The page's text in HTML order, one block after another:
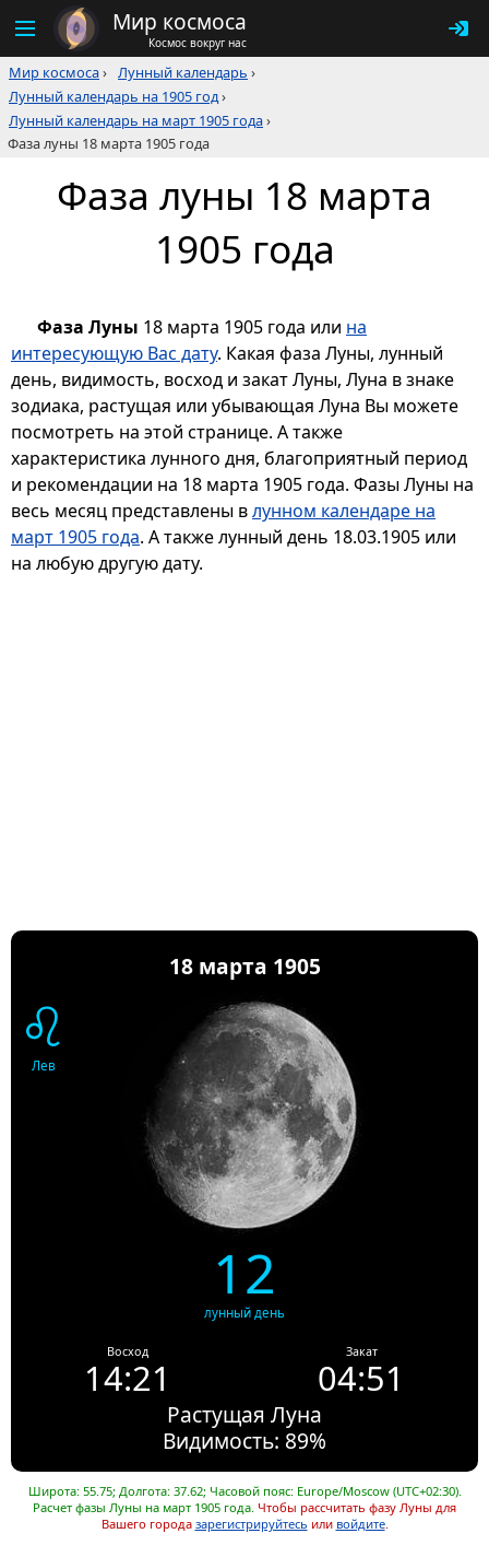
Мир космоса
Космос вокруг нас
Мир космоса› Лунный календарь ›
Лунный календарь на 1905 год›
Лунный календарь на март 1905 года›
Фаза луны 18 марта 1905 года
Фаза луны 18 марта
1905 года
Фаза Луны 18 марта 1905 года или на
интересующую Вас дату. Какая фаза Луны, лунный
день, видимость, восход и закат Луны, Луна в знаке
зодиака, растущая или убывающая Луна Вы можете
посмотреть на этой странице. А также
характеристика лунного дня, благоприятный период
и рекомендации на 18 марта 1905 года. Фазы Луны на
весь месяц представлены влунном календаре на
март 1905 года. А также лунный день 18.03.1905 или
на любую другую дату.
18 марта 1905
♌
Лев
12
лунный день
Восход
14:21
Закат
04:51
Растущая Луна
Видимость: 89%
Широта: 55.75; Долгота: 37.62; Часовой пояс: Europe/Moscow (UTC+02:30).
Расчет фазы Луны на март 1905 года. Чтобы рассчитать фазу Луны для
Вашего города зарегистрируйтесь или войдите.